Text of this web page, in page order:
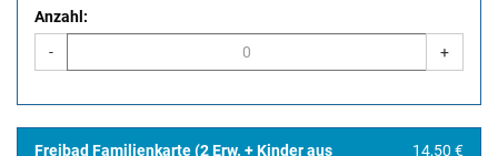
Anzahl:
-
+
Freibad Familienkarte (2 Erw. + Kinder aus
14,50 €